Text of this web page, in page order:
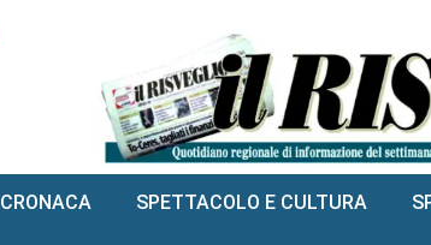
CRONACA SPETTACOLO E CULTURA